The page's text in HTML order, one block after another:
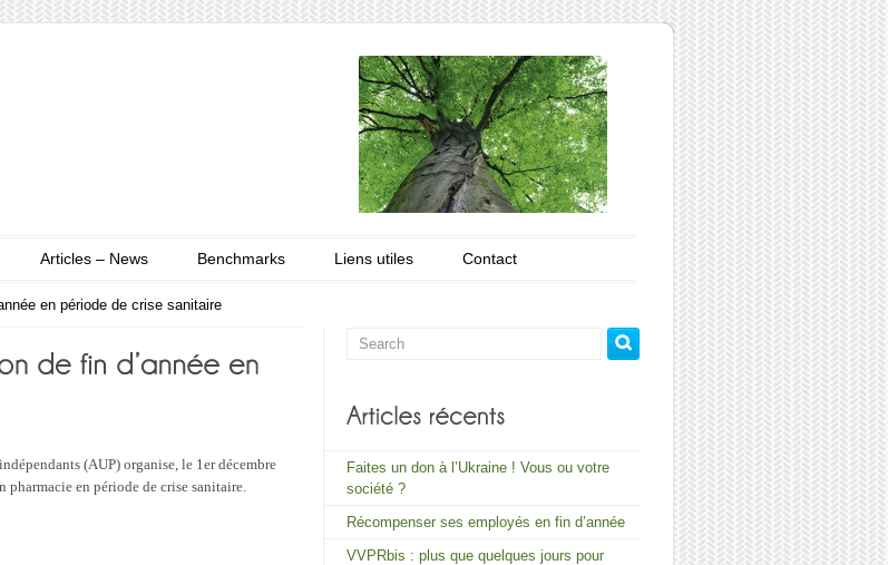
Articles – News Benchmarks Liens utiles Contact
en période de crise sanitaire
(AUP) organise, le 1er décembre
pharmacie en période de crise sanitaire.
Faites un don à l’Ukraine ! Vous ou votre
société ?
Récompenser ses employés en fin d’année
VVPRbis : plus que quelques jours pour